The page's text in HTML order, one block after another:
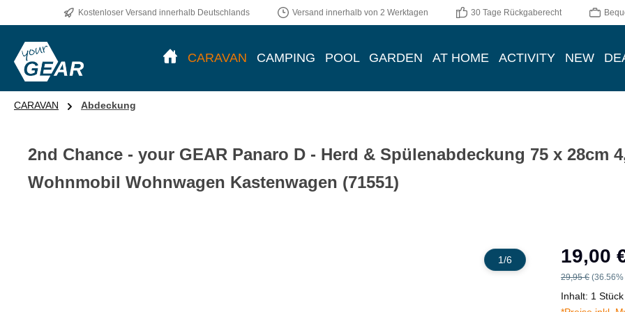
Kostenloser Versand innerhalb Deutschlands Versand innerhalb von 2 Werktagen 30 Tage Rückgaberecht
CARAVAN CAMPING POOL GARDEN AT HOME ACTIVITY NEW
CARAVAN Abdeckung
2nd Chance - your GEAR Panaro D - Herd & Spülenabdeckung 75 x 28cm
Wohnmobil Wohnwagen Kastenwagen (71551)
1/6
Verkaufspreis:
19,00
Regulärer Preis:
29,95 €
Inhalt: 1 Stück